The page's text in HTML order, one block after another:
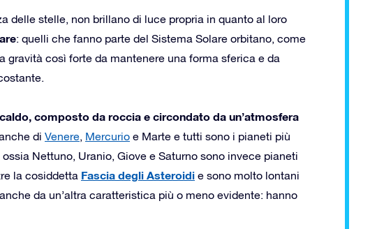
delle stelle, non brillano di luce propria in quanto al loro
: quelli che fanno parte del Sistema Solare orbitano, come
gravità così forte da mantenere una forma sferica e da
composto da roccia e circondato da un’atmosfera
di Venere, Mercurio e Marte e tutti sono i pianeti più
Nettuno, Uranio, Giove e Saturno sono invece pianeti
la cosiddetta Fascia degli Asteroidi e sono molto lontani
da un’altra caratteristica più o meno evidente: hanno